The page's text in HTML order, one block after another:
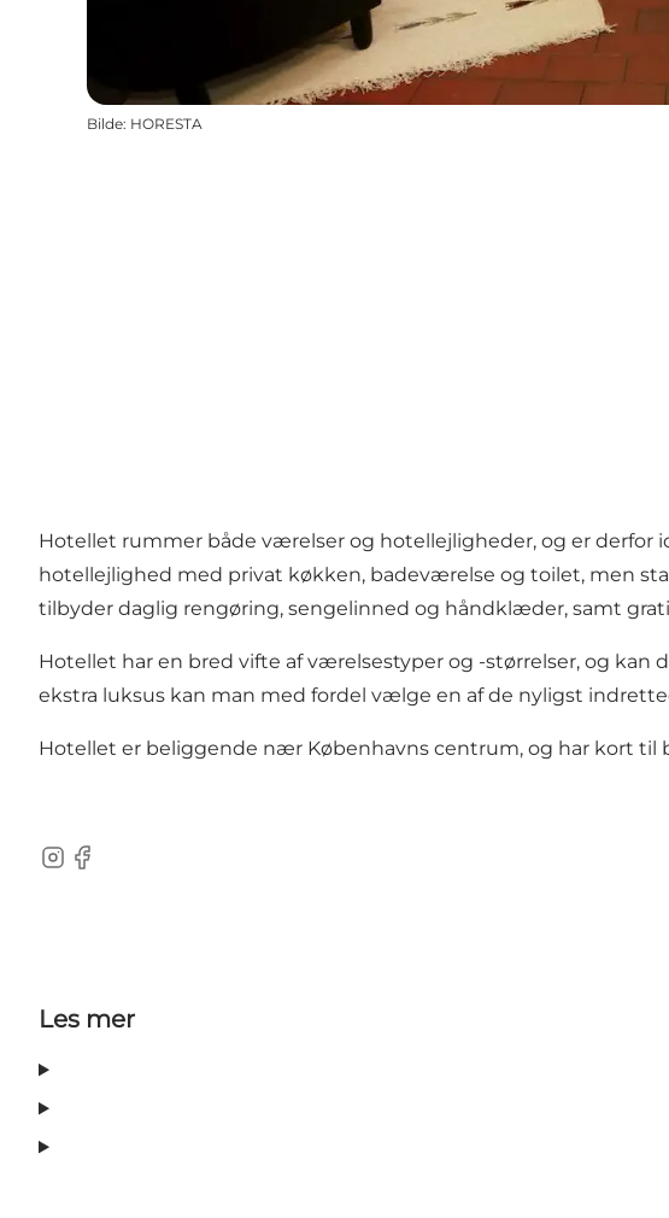
Bilde: HORESTA
Hotellet rummer både værelser og hotellejligheder, og er
hotellejlighed med privat køkken, badeværelse og toilet, men
tilbyder daglig rengøring, sengelinned og håndklæder, samt
Hotellet har en bred vifte af værelsestyper og -størrelser, og
ekstra luksus kan man med fordel vælge en af de nyligst
Hotellet er beliggende nær Københavns centrum, og har kort til
Instagram
Facebook
Les mer